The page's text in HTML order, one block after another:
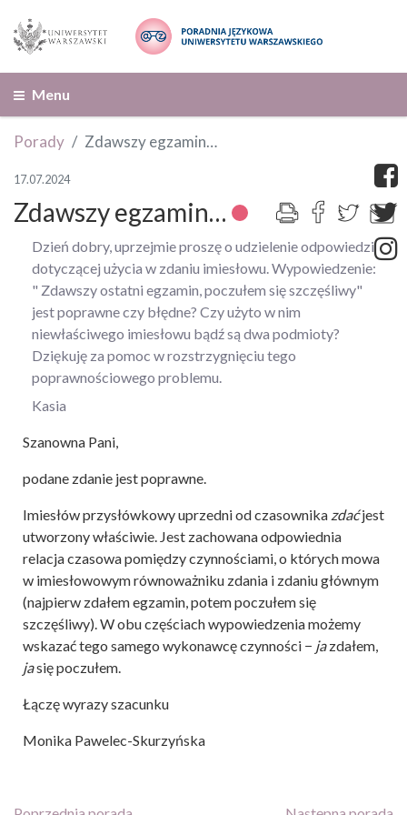
Menu
Porady Zdawszy egzamin…
17.07.2024
Zdawszy egzamin…
Dzień dobry, uprzejmie proszę o udzielenie odpowiedzi
dotyczącej użycia w zdaniu imiesłowu. Wypowiedzenie:
" Zdawszy ostatni egzamin, poczułem się szczęśliwy"
jest poprawne czy błędne? Czy użyto w nim
niewłaściwego imiesłowu bądź są dwa podmioty?
Dziękuję za pomoc w rozstrzygnięciu tego
poprawnościowego problemu.
Kasia
Szanowna Pani,
podane zdanie jest poprawne.
Imiesłów przysłówkowy uprzedni od czasownika zdaćjest
utworzony właściwie. Jest zachowana odpowiednia
relacja czasowa pomiędzy czynnościami, o których mowa
w imiesłowowym równoważniku zdania i zdaniu głównym
(najpierw zdałem egzamin, potem poczułem się
szczęśliwy). W obu częściach wypowiedzenia możemy
wskazać tego samego wykonawcę czynności − jazdałem,
jasię poczułem.
Łączę wyrazy szacunku
Monika Pawelec-Skurzyńska